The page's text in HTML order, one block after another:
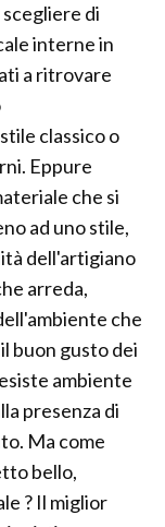
di
interne in
a ritrovare
classico o
Eppure
che si
ad uno stile,
dell'artigiano
arreda,
che
buon gusto dei
ambiente
presenza di
Ma come
bello,
? Il miglior